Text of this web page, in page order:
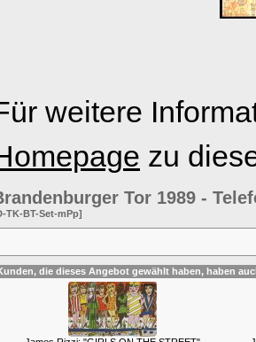
weitere
zu
Tor 1989 -
TK-BT-Set-mPp]
die dieses Angebot gewählt haben, haben